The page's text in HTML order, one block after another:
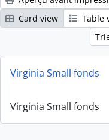
Card view
Table
Virginia Small fonds
Virginia Small fonds